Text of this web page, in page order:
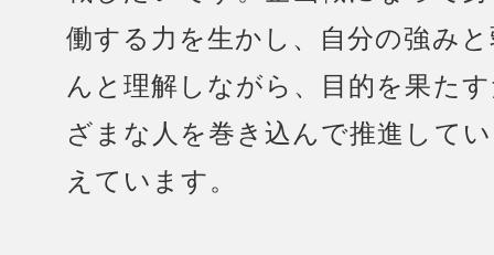
働する力を生かし、自分の強み
んと理解しながら、目的を果た
ざまな人を巻き込んで推進して
えています。